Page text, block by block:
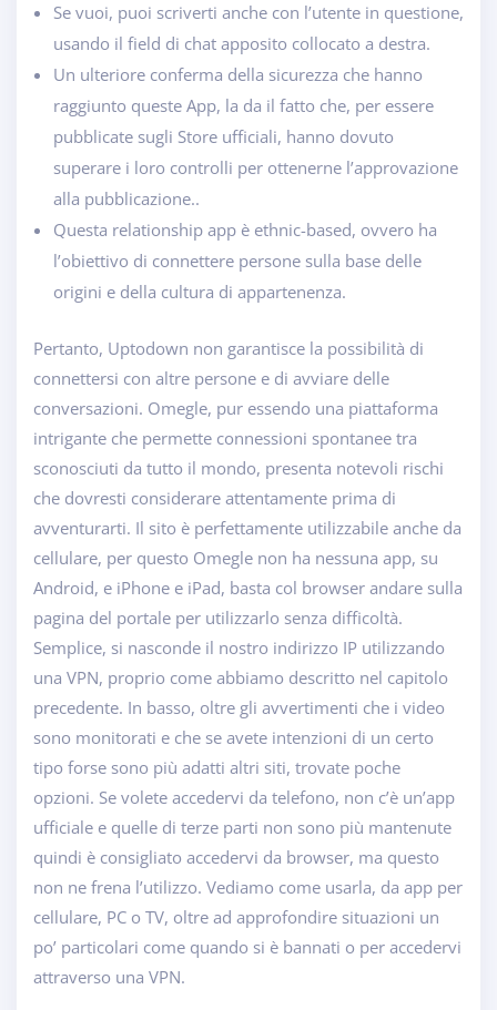
Se vuoi, puoi scriverti anche con l’utente in questione,
usando il field di chat apposito collocato a destra.
Un ulteriore conferma della sicurezza che hanno
raggiunto queste App, la da il fatto che, per essere
pubblicate sugli Store ufficiali, hanno dovuto
superare i loro controlli per ottenerne l’approvazione
alla pubblicazione..
Questa relationship app è ethnic-based, ovvero ha
l’obiettivo di connettere persone sulla base delle
origini e della cultura di appartenenza.
Pertanto, Uptodown non garantisce la possibilità di
connettersi con altre persone e di avviare delle
conversazioni. Omegle, pur essendo una piattaforma
intrigante che permette connessioni spontanee tra
sconosciuti da tutto il mondo, presenta notevoli rischi
che dovresti considerare attentamente prima di
avventurarti. Il sito è perfettamente utilizzabile anche da
cellulare, per questo Omegle non ha nessuna app, su
Android, e iPhone e iPad, basta col browser andare sulla
pagina del portale per utilizzarlo senza difficoltà.
Semplice, si nasconde il nostro indirizzo IP utilizzando
una VPN, proprio come abbiamo descritto nel capitolo
precedente. In basso, oltre gli avvertimenti che i video
sono monitorati e che se avete intenzioni di un certo
tipo forse sono più adatti altri siti, trovate poche
opzioni. Se volete accedervi da telefono, non c’è un’app
ufficiale e quelle di terze parti non sono più mantenute
quindi è consigliato accedervi da browser, ma questo
non ne frena l’utilizzo. Vediamo come usarla, da app per
cellulare, PC o TV, oltre ad approfondire situazioni un
po’ particolari come quando si è bannati o per accedervi
attraverso una VPN.